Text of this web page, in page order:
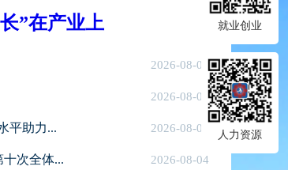
”在产业上
2026-08-06
2026-08-05
平助力... 2026-08-05
次全体... 2026-08-04
就业创业
人力资源